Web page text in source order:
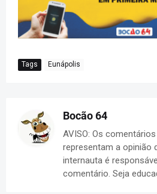
Tags Eunápolis
Bocão 64
AVISO: Os
representam a opinião
internauta é
comentário. Seja